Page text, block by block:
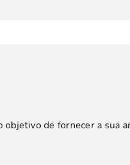
objetivo de fornecer a sua